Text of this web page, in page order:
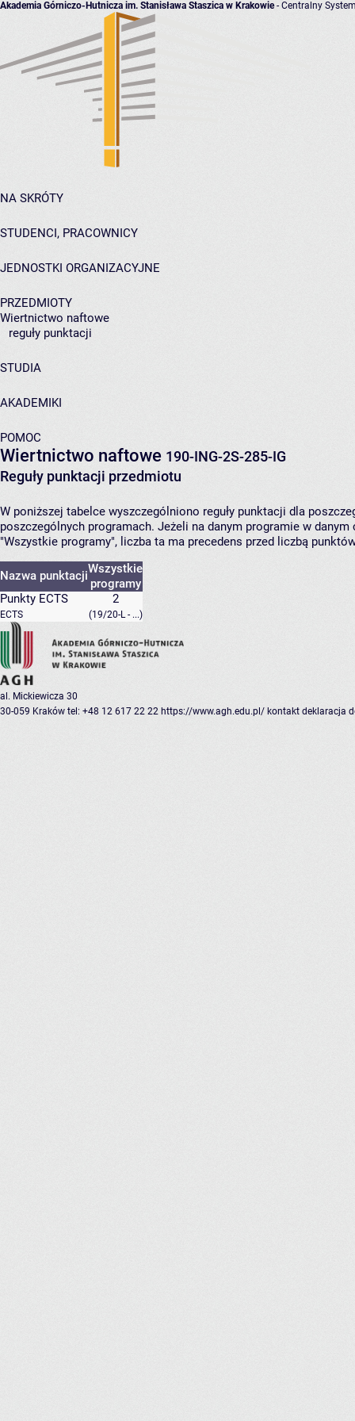
Akademia Górniczo-Hutnicza im. Stanisława Staszica w Krakowie- Centralny
NA SKRÓTY
STUDENCI, PRACOWNICY
JEDNOSTKI ORGANIZACYJNE
PRZEDMIOTY
Wiertnictwo naftowe
reguły punktacji
STUDIA
AKADEMIKI
POMOC
Wiertnictwo naftowe 190-ING-2S-285-IG
Reguły punktacji przedmiotu
W poniższej tabelce wyszczególniono reguły punktacji dla
poszczególnych programach. Jeżeli na danym programie w
"Wszystkie programy", liczba ta ma precedens przed liczbą
Nazwa punktacjiWszystkie
programy
Punkty ECTS
ECTS
2
(19/20-L - ...)
al. Mickiewicza 30
30-059 Kraków tel: +48 12 617 22 22 https://www.agh.edu.pl/ kontakt deklaracja